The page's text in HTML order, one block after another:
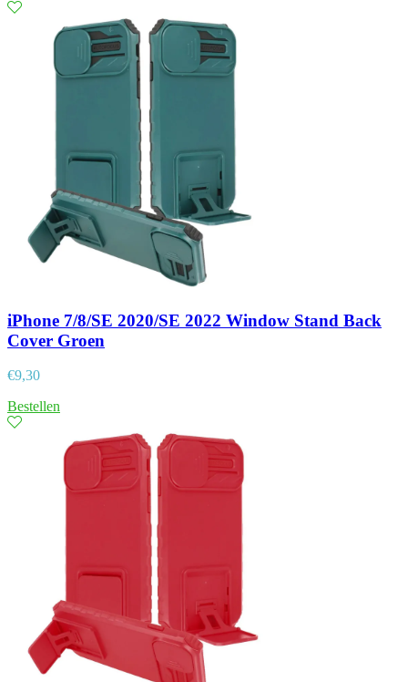
iPhone 7/8/SE 2020/SE 2022 Window Stand Back
Cover Groen
€9,30
Bestellen